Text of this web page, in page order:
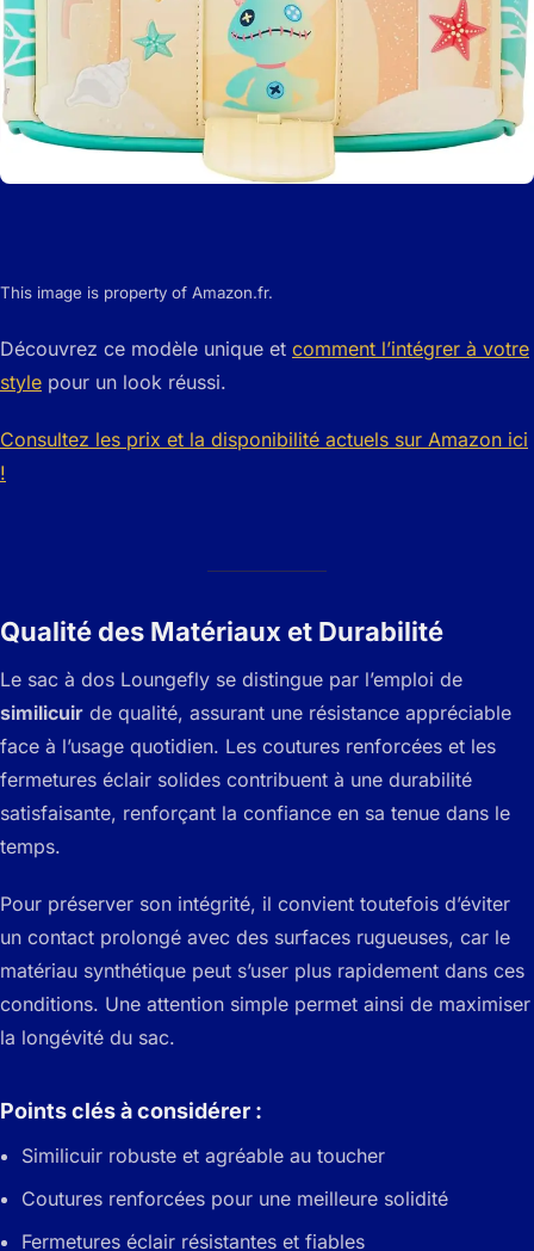
This image is property of Amazon.fr.
Découvrez ce modèle unique et comment l’intégrer à votre
style pour un look réussi.
Consultez les prix et la disponibilité actuels sur Amazon ici
!
Qualité des Matériaux et Durabilité
Le sac à dos Loungefly se distingue par l’emploi de
similicuir de qualité, assurant une résistance appréciable
face à l’usage quotidien. Les coutures renforcées et les
fermetures éclair solides contribuent à une durabilité
satisfaisante, renforçant la confiance en sa tenue dans le
temps.
Pour préserver son intégrité, il convient toutefois d’éviter
un contact prolongé avec des surfaces rugueuses, car le
matériau synthétique peut s’user plus rapidement dans ces
conditions. Une attention simple permet ainsi de maximiser
la longévité du sac.
Points clés à considérer :
Similicuir robuste et agréable au toucher
Coutures renforcées pour une meilleure solidité
Fermetures éclair résistantes et fiables